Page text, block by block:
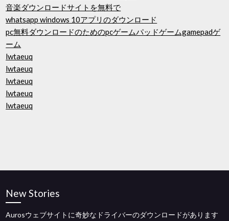
音楽ダウンロードサイトを無料で
whatsapp windows 10アプリのダウンロード
pc無料ダウンロードのためのpcゲームパッドゲームgamepadゲ
ーム
lwtaeuq
lwtaeuq
lwtaeuq
lwtaeuq
lwtaeuq
New Stories
Aurosウェブサイトに奇妙なドライバーのダウンロードがあります